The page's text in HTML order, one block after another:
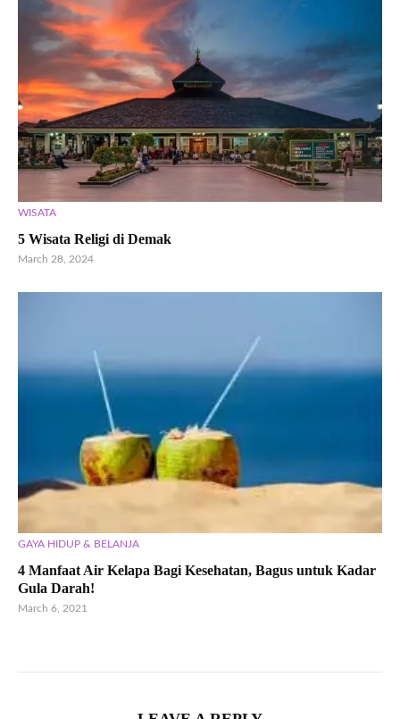
WISATA
5 Wisata Religi di Demak
March 28, 2024
GAYA HIDUP & BELANJA
4 Manfaat Air Kelapa Bagi Kesehatan, Bagus untuk Kadar
Gula Darah!
March 6, 2021